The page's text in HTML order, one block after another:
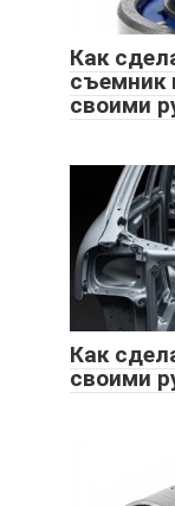
Как
съемник
своими
Как
своими